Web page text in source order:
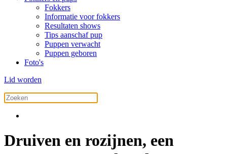
Fokkers
Informatie voor fokkers
Resultaten shows
Tips aanschaf pup
Puppen verwacht
Puppen geboren
Foto's
Lid worden
Druiven en rozijnen, een